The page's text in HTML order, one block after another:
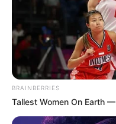
Fushata e zgjedhjeve
BRAINBERRIES
Tallest Women On Earth